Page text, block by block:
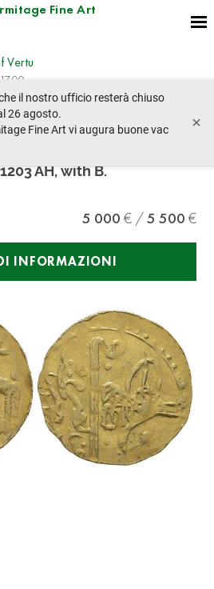
Fine Art
il nostro ufficio resterà chiuso
26 agosto.
Fine Art vi augura buone vac
×
Vertu
lotto prossimo
1798-1801.
AH, with B.
5 000 5 500
INFORMAZIONI